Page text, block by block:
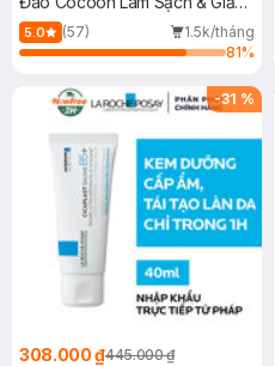
Dầu 500ml
5.0 (57)
1.5k/tháng
81%
-31 %
308.000 ₫445.000 ₫